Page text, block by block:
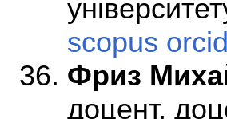
scopus
Фриз
доцент,